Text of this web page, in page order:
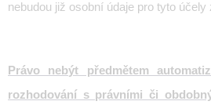
nebudou již osobní údaje pro tyto účely
Právo nebýt předmětem
rozhodování s právními či